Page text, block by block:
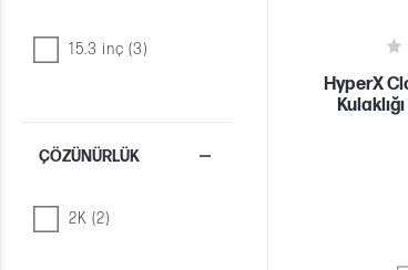
15.3 inç (3)
ÇÖZÜNÜRLÜK
2K (2)
HyperX